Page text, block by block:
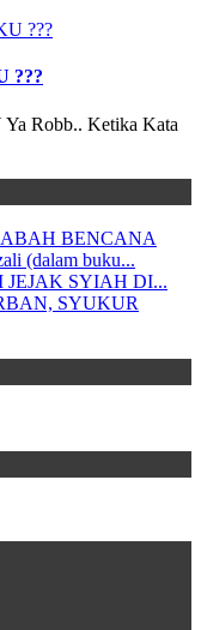
???
Robb.. Ketika Kata
BENCANA
(dalam buku...
JEJAK SYIAH DI...
SYUKUR